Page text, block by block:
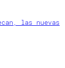
las nuevas